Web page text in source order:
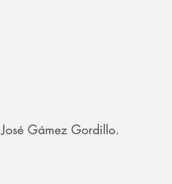
José Gámez Gordillo.